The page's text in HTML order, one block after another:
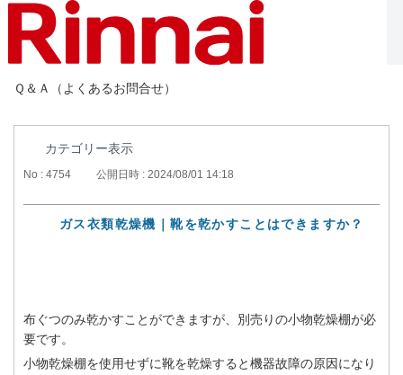
Ｑ＆Ａ（よくあるお問合せ）
カテゴリー表示
No : 4754 公開日時 : 2024/08/01 14:18
ガス衣類乾燥機｜靴を乾かすことはできますか？
布ぐつのみ乾かすことができますが、別売りの小物乾燥棚が必
要です。
小物乾燥棚を使用せずに靴を乾燥すると機器故障の原因になり